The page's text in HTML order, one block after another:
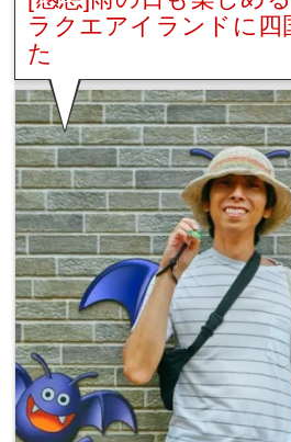
ラクエアイランドに四
た